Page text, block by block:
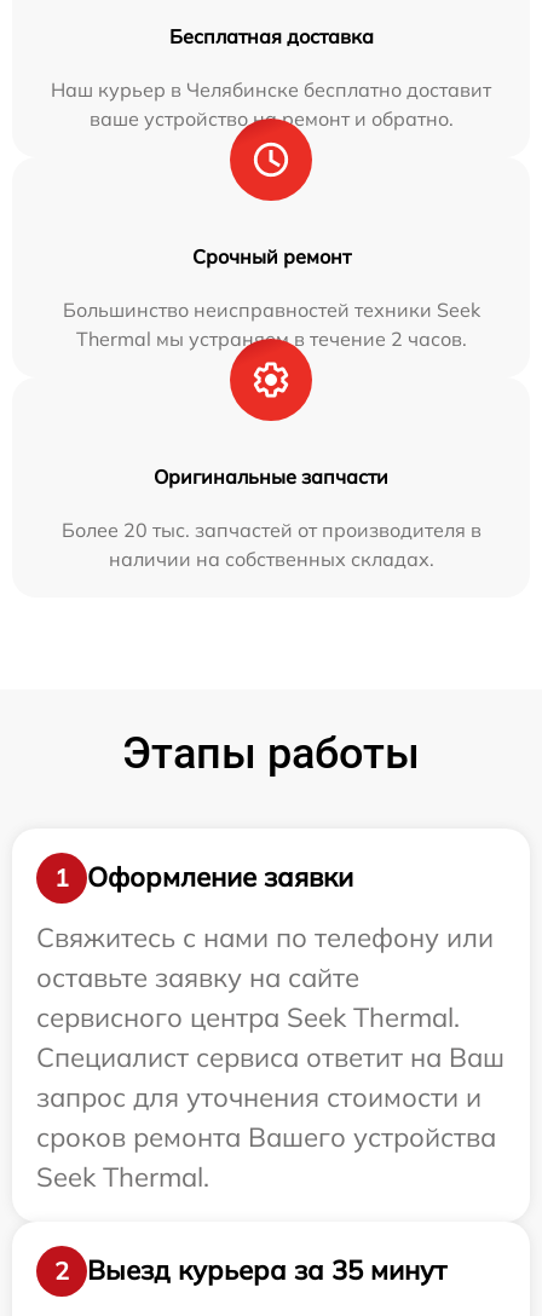
Бесплатная доставка
Наш курьер в Челябинске бесплатно доставит
ваше устройство на ремонт и обратно.
Срочный ремонт
Большинство неисправностей техники Seek
Thermal мы устраняем в течение 2 часов.
Оригинальные запчасти
Более 20 тыс. запчастей от производителя в
наличии на собственных складах.
Этапы работы
1
Оформление заявки
Свяжитесь с нами по телефону или
оставьте заявку на сайте
сервисного центра Seek Thermal.
Специалист сервиса ответит на Ваш
запрос для уточнения стоимости и
сроков ремонта Вашего устройства
Seek Thermal.
2
Выезд курьера за 35 минут